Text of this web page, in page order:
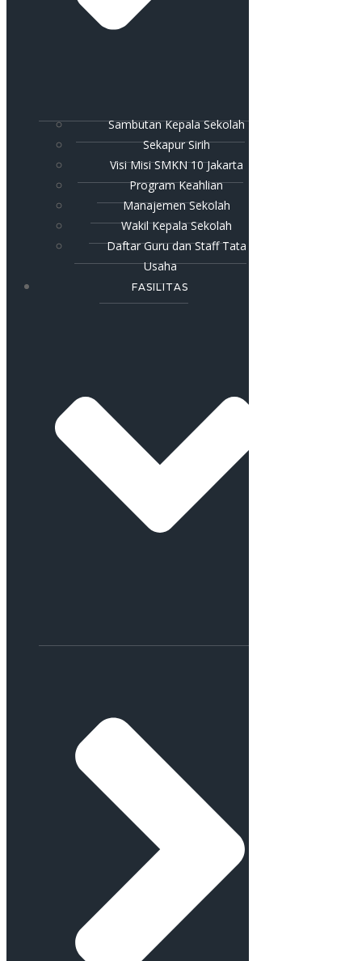
Sambutan Kepala Sekolah
Sekapur Sirih
Visi Misi SMKN 10 Jakarta
Program Keahlian
Manajemen Sekolah
Wakil Kepala Sekolah
Daftar Guru dan Staff Tata
Usaha
FASILITAS